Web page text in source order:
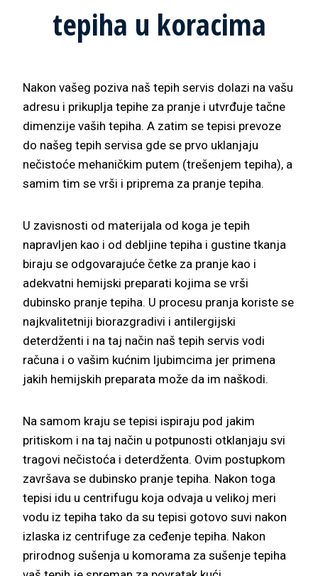
tepiha u koracima
Nakon vašeg poziva naš tepih servis dolazi na vašu
adresu i prikuplja tepihe za pranje i utvrđuje tačne
dimenzije vaših tepiha. A zatim se tepisi prevoze
do našeg tepih servisa gde se prvo uklanjaju
nečistoće mehaničkim putem (trešenjem tepiha), a
samim tim se vrši i priprema za pranje tepiha.
U zavisnosti od materijala od koga je tepih
napravljen kao i od debljine tepiha i gustine tkanja
biraju se odgovarajuće četke za pranje kao i
adekvatni hemijski preparati kojima se vrši
dubinsko pranje tepiha. U procesu pranja koriste se
najkvalitetniji biorazgradivi i antilergijski
deterdženti i na taj način naš tepih servis vodi
računa i o vašim kućnim ljubimcima jer primena
jakih hemijskih preparata može da im naškodi.
Na samom kraju se tepisi ispiraju pod jakim
pritiskom i na taj način u potpunosti otklanjaju svi
tragovi nečistoća i deterdženta. Ovim postupkom
završava se dubinsko pranje tepiha. Nakon toga
tepisi idu u centrifugu koja odvaja u velikoj meri
vodu iz tepiha tako da su tepisi gotovo suvi nakon
izlaska iz centrifuge za ceđenje tepiha. Nakon
prirodnog sušenja u komorama za sušenje tepiha